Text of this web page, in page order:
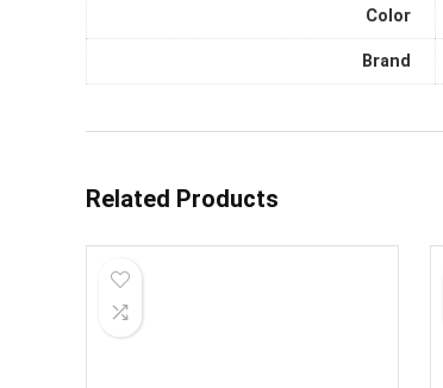
Color
Brand
Related Products